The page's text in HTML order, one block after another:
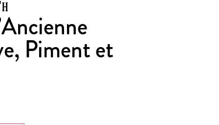
Piment et